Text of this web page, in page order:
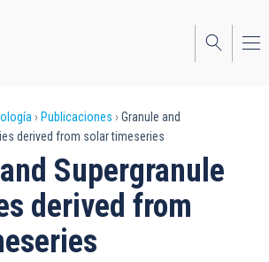
Publicaciones
Granule and
derived from solar timeseries
Supergranule
derived from